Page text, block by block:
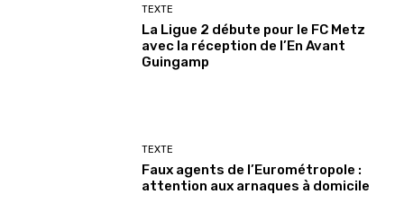
TEXTE
La Ligue 2 débute pour le FC Metz
avec la réception de l’En Avant
Guingamp
TEXTE
Faux agents de l’Eurométropole :
attention aux arnaques à domicile